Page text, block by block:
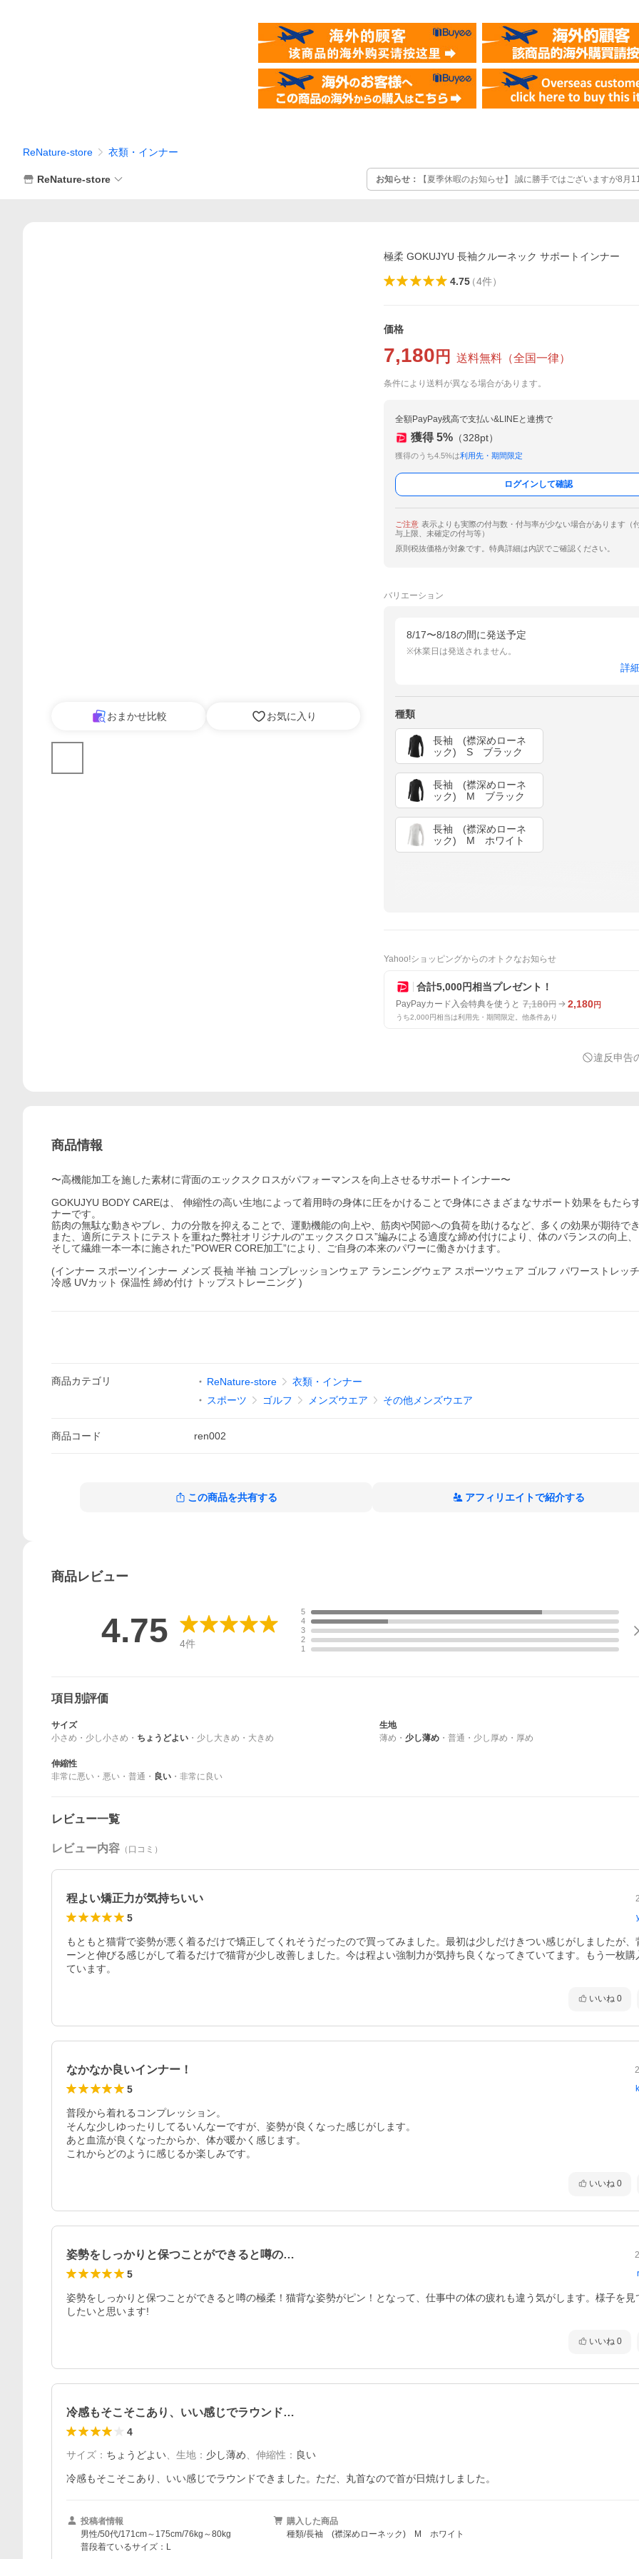
ReNature-store 衣類・インナー
ReNature-store お知らせ：
【夏季休暇のお知らせ】 誠に勝手ではございますが8月
暇をいただきます。 ご注文は随時受け付けておりますが、商品発
おまかせ比較 お気に入り
極柔 GOKUJYU 長袖クルーネック サポートインナー
4.75（4件）
価格
7,180 円 送料無料 （全国一律）
条件により送料が異なる場合があります。
全額PayPay残高で支払い&LINEと連携で
獲得 5% （328pt）
獲得のうち4.5%は利用先・期間限定
ログインして確認
ご注意 表示よりも実際の付与数・付与率が少ない場合があります（
与上限、未確定の付与等）
原則税抜価格が対象です。特典詳細は内訳でご確認ください。
バリエーション
8/17〜8/18の間に発送予定
※休業日は発送されません。
詳
種類
長袖 (襟深めローネ
ック) S ブラック
長袖 (襟深めローネ
ック) M ブラック
長袖 (襟深めローネ
ック) M ホワイト
Yahoo!ショッピングからのオトクなお知らせ
合計5,000円相当プレゼント！
PayPayカード入会特典を使うと 7,180円 2,180円
うち2,000円相当は利用先・期間限定。他条件あり
違反申告
商品情報
〜高機能加工を施した素材に背面のエックスクロスがパフォーマンスを向上させるサポートインナー〜
GOKUJYU BODY CAREは、 伸縮性の高い生地によって着用時の身体に圧をかけることで身体にさまざまなサポート効果をもたら
ナーです。
筋肉の無駄な動きやブレ、力の分散を抑えることで、運動機能の向上や、筋肉や関節への負荷を助けるなど、多くの効果が期待で
また、適所にテストにテストを重ねた弊社オリジナルの“エックスクロス”編みによる適度な締め付けにより、体のバランスの向上、
そして繊維一本一本に施された”POWER CORE加工”により、ご自身の本来のパワーに働きかけます。
(インナー スポーツインナー メンズ 長袖 半袖 コンプレッションウェア ランニングウェア スポーツウェア ゴルフ パワーストレッ
冷感 UVカット 保温性 締め付け トップストレーニング )
商品カテゴリ ReNature-store
衣類・インナー
スポーツ
ゴルフ メンズウエア その他メンズウエア
商品コード ren002
この商品を共有する アフィリエイトで紹介する
商品レビュー
4.75 4件
5
4
3
2
1
項目別評価
サイズ
小さめ ・ 少し小さめ ・ ちょうどよい ・ 少し大きめ ・ 大きめ
生地
薄め ・ 少し薄め ・ 普通 ・ 少し厚め ・ 厚め
伸縮性
非常に悪い ・ 悪い ・ 普通 ・ 良い ・ 非常に良い
レビュー一覧
レビュー内容 （口コミ）
程よい矯正力が気持ちいい
5
もともと猫背で姿勢が悪く着るだけで矯正してくれそうだったので買ってみました。最初は少しだけきつい感じがしましたが、
ーンと伸びる感じがして着るだけで猫背が少し改善しました。今は程よい強制力が気持ち良くなってきていてます。もう一枚購
ています。
いいね 0
なかなか良いインナー！
5
普段から着れるコンプレッション。
そんな少しゆったりしてるいんなーですが、姿勢が良くなった感じがします。
あと血流が良くなったからか、体が暖かく感じます。
これからどのように感じるか楽しみです。
いいね 0
姿勢をしっかりと保つことができると噂の…
5
姿勢をしっかりと保つことができると噂の極柔！猫背な姿勢がピン！となって、仕事中の体の疲れも違う気がします。様子を見
したいと思います!
いいね 0
冷感もそこそこあり、いい感じでラウンド…
4
サイズ ： ちょうどよい 生地 ： 少し薄め 伸縮性 ： 良い
冷感もそこそこあり、いい感じでラウンドできました。ただ、丸首なので首が日焼けしました。
投稿者情報
男性/50代/171cm～175cm/76kg～80kg
普段着ているサイズ：L
購入した商品
種類/長袖 (襟深めローネック) M ホワイト